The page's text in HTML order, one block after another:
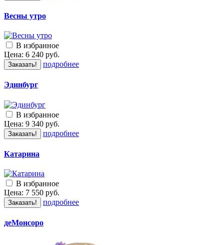
Весны утро
В избранное
Цена: 6 240 руб.
Заказать! подробнее
Эдинбург
В избранное
Цена: 9 340 руб.
Заказать! подробнее
Катарина
В избранное
Цена: 7 550 руб.
Заказать! подробнее
деМонсоро